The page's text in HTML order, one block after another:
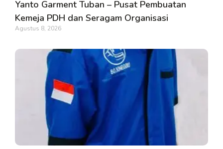
Yanto Garment Tuban – Pusat Pembuatan
Kemeja PDH dan Seragam Organisasi
Agustus 8, 2026